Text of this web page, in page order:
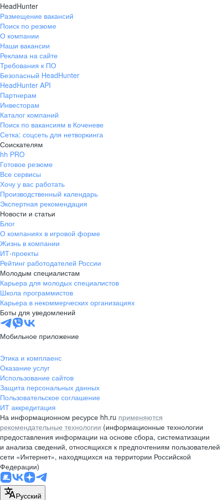
HeadHunter
Размещение вакансий
Поиск по резюме
О компании
Наши вакансии
Реклама на сайте
Требования к ПО
Безопасный HeadHunter
HeadHunter API
Партнерам
Инвесторам
Каталог компаний
Поиск по вакансиям в Коченеве
Сетка: соцсеть для нетворкинга
Соискателям
hh PRO
Готовое резюме
Все сервисы
Хочу у вас работать
Производственный календарь
Экспертная рекомендация
Новости и статьи
Блог
О компаниях в игровой форме
Жизнь в компании
ИТ-проекты
Рейтинг работодателей России
Молодым специалистам
Карьера для молодых специалистов
Школа программистов
Карьера в некоммерческих организациях
Боты для уведомлений
Мобильное приложение
Этика и комплаенс
Оказание услуг
Использование сайтов
Защита персональных данных
Пользовательское соглашение
ИТ аккредитация
На информационном ресурсе hh.ru применяются
рекомендательные технологии (информационные технологии
предоставления информации на основе сбора, систематизации
и анализа сведений, относящихся к предпочтениям пользователей
сети «Интернет», находящихся на территории Российской
Федерации)
Русский